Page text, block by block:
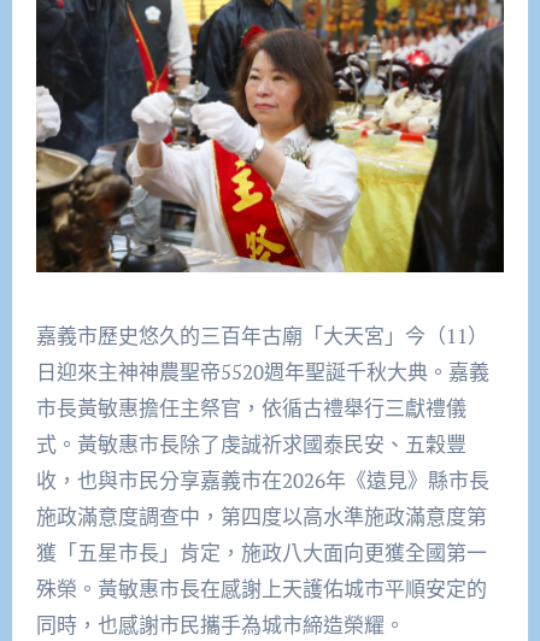
嘉義市歷史悠久的三百年古廟「大天宮」今（11）
日迎來主神神農聖帝5520週年聖誕千秋大典。嘉義
市長黃敏惠擔任主祭官，依循古禮舉行三獻禮儀
式。黃敏惠市長除了虔誠祈求國泰民安、五穀豐
收，也與市民分享嘉義市在2026年《遠見》縣市長
施政滿意度調查中，第四度以高水準施政滿意度第
獲「五星市長」肯定，施政八大面向更獲全國第一
殊榮。黃敏惠市長在感謝上天護佑城市平順安定的
同時，也感謝市民攜手為城市締造榮耀。